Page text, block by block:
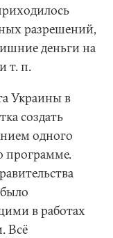
разрешений,
деньги на
т. п.
Украины в
создать
одного
программе.
в работах
Всё